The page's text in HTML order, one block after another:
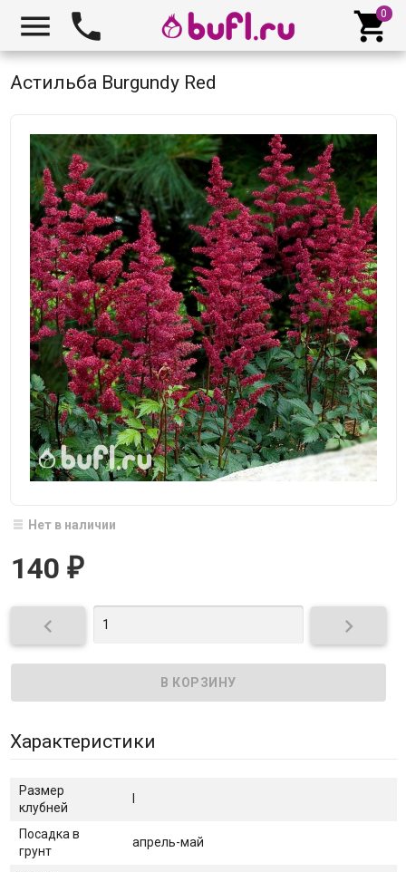
  
Астильба Burgundy Red
Нет в наличии
140 ₽
 
Характеристики
Размер
клубней
Посадка в
грунт
апрель-май